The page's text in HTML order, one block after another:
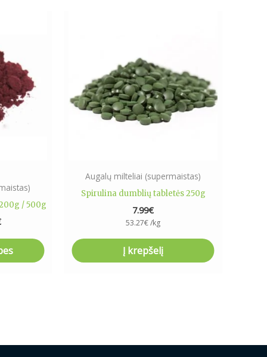
/ 500g
24.99€
Augalų milteliai (supermaistas)
Spirulina dumblių tabletės 250g
7.99€
53.27€/kg
Į krepšelį